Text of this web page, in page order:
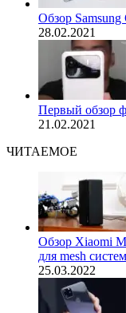
Обзор Samsung
28.02.2021
Первый обзор
21.02.2021
ЧИТАЕМОЕ
Обзор Xiaomi
для mesh систем
25.03.2022